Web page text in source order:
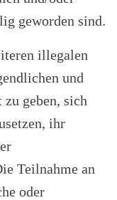
geworden sind.
illegalen
und
zu geben, sich
ihr
Teilnahme an
oder